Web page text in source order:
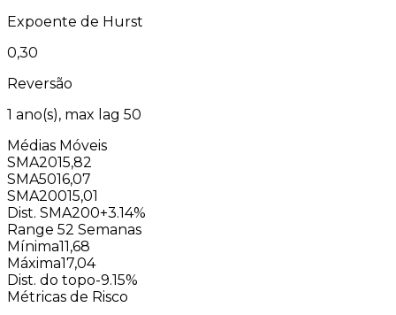
Expoente de Hurst
0,30
Reversão
1 ano(s), max lag 50
Médias Móveis
SMA2015,82
SMA5016,07
SMA20015,01
Dist. SMA200+3.14%
Range 52 Semanas
Mínima11,68
Máxima17,04
Dist. do topo-9.15%
Métricas de Risco